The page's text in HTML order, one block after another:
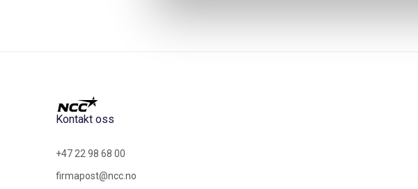
Kontakt oss
+47 22 98 68 00
firmapost@ncc.no